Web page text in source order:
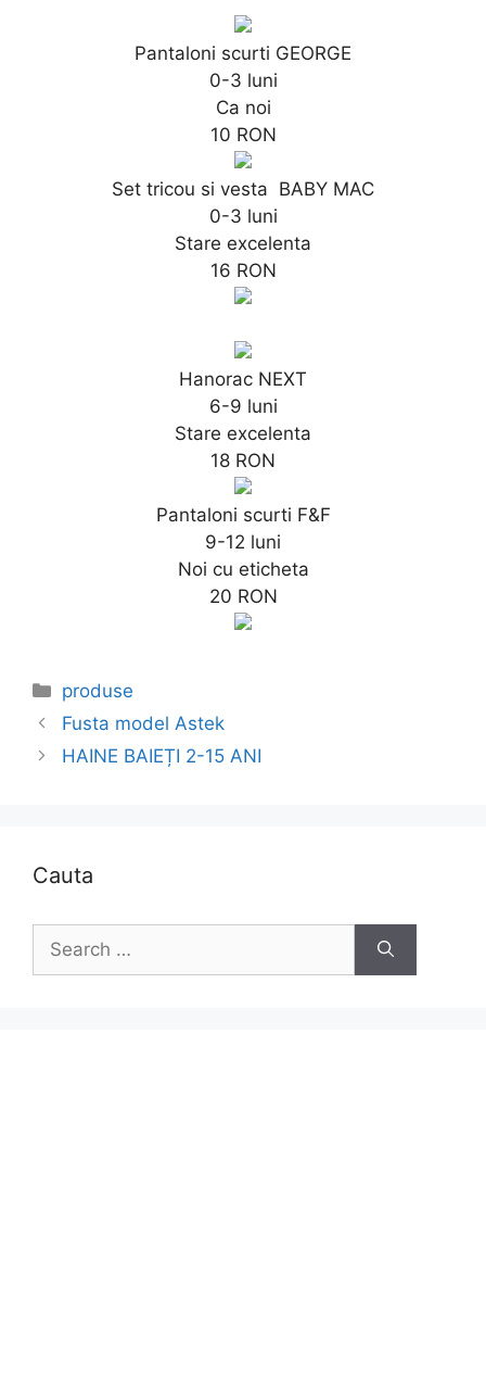
Pantaloni scurti GEORGE
0-3 luni
Ca noi
10 RON
Set tricou si vesta BABY MAC
0-3 luni
Stare excelenta
16 RON
Hanorac NEXT
6-9 luni
Stare excelenta
18 RON
Pantaloni scurti F&F
9-12 luni
Noi cu eticheta
20 RON
Categories
produse
Fusta model Astek
HAINE BAIEȚI 2-15 ANI
Cauta
Search
for: